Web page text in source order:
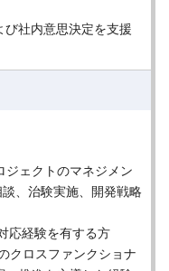
び社内意思決定を支援
ジェクトのマネジメン
、治験実施、開発戦略
応経験を有する方
クロスファンクショナ